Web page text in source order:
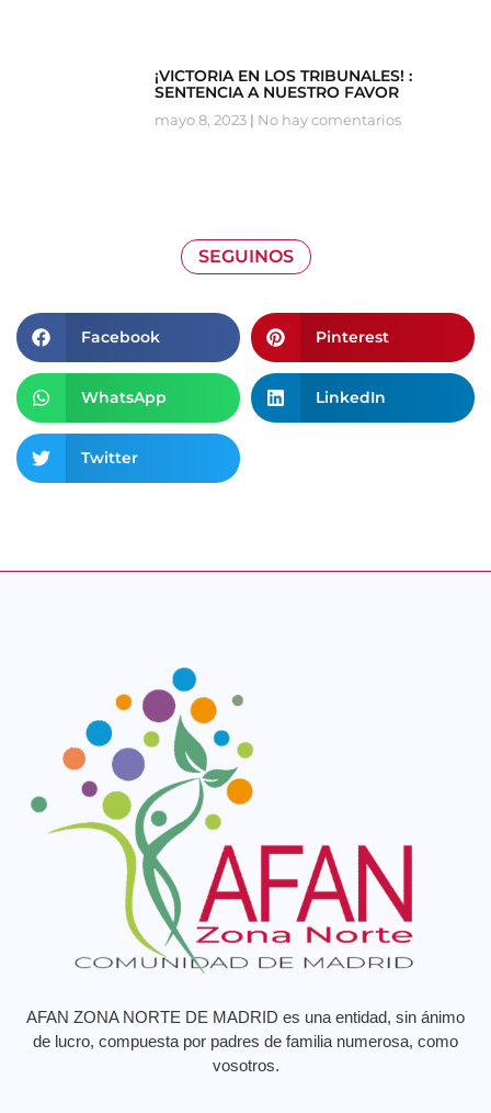
¡VICTORIA EN LOS TRIBUNALES! :
SENTENCIA A NUESTRO FAVOR
mayo 8, 2023 No hay comentarios
SEGUINOS
Facebook Pinterest
WhatsApp LinkedIn
Twitter
AFAN ZONA NORTE DE MADRID es una entidad, sin ánimo
de lucro, compuesta por padres de familia numerosa, como
vosotros.